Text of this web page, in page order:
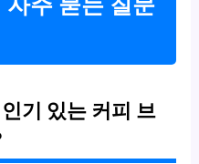
기 있는 커피 브